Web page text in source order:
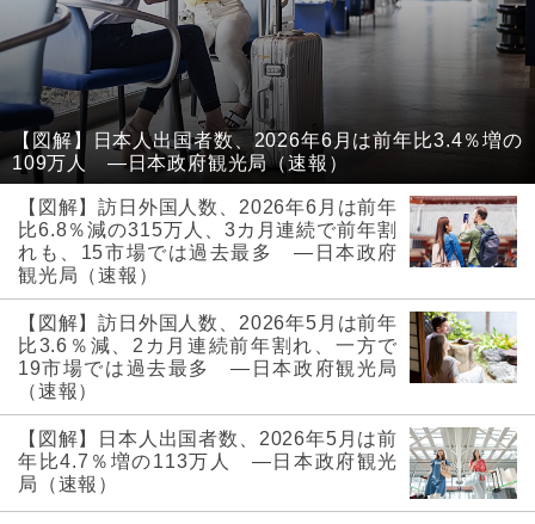
【図解】日本人出国者数、2026年6月は前年比3.4％増の
109万人 ―日本政府観光局（速報）
【図解】訪日外国人数、2026年6月は前年
比6.8％減の315万人、3カ月連続で前年割
れも、15市場では過去最多 ―日本政府
観光局（速報）
【図解】訪日外国人数、2026年5月は前年
比3.6％減、2カ月連続前年割れ、一方で
19市場では過去最多 ―日本政府観光局
（速報）
【図解】日本人出国者数、2026年5月は前
年比4.7％増の113万人 ―日本政府観光
局（速報）